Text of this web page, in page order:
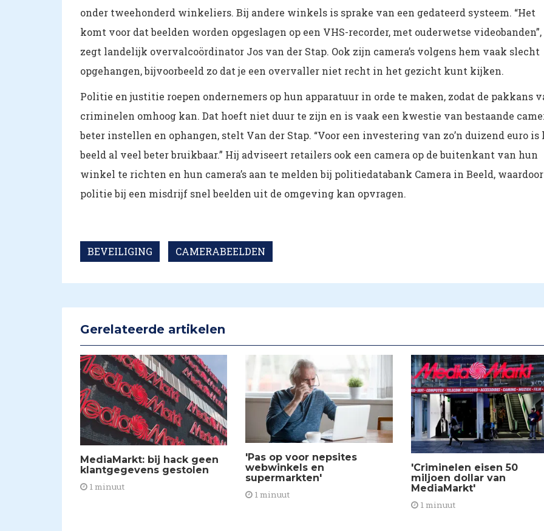
onder tweehonderd winkeliers. Bij andere winkels is sprake van een gedateerd systeem. “Het
komt voor dat beelden worden opgeslagen op een VHS-recorder, met ouderwetse videobanden”,
zegt landelijk overvalcoördinator Jos van der Stap. Ook zijn camera’s volgens hem vaak slecht
opgehangen, bijvoorbeeld zo dat je een overvaller niet recht in het gezicht kunt kijken.
Politie en justitie roepen ondernemers op hun apparatuur in orde te maken, zodat de pakkans
criminelen omhoog kan. Dat hoeft niet duur te zijn en is vaak een kwestie van bestaande
beter instellen en ophangen, stelt Van der Stap. “Voor een investering van zo’n duizend euro is
beeld al veel beter bruikbaar.” Hij adviseert retailers ook een camera op de buitenkant van hun
winkel te richten en hun camera’s aan te melden bij politiedatabank Camera in Beeld,
politie bij een misdrijf snel beelden uit de omgeving kan opvragen.
BEVEILIGING CAMERABEELDEN
Gerelateerde artikelen
MediaMarkt: bij hack geen
klantgegevens gestolen
1 minuut
'Pas op voor nepsites
webwinkels en
supermarkten'
1 minuut
'Criminelen eisen 50
miljoen dollar van
MediaMarkt'
1 minuut